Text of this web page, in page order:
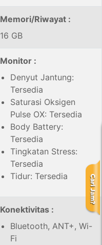
Memori/Riwayat :
16 GB
Monitor :
Denyut Jantung:
Tersedia
Saturasi Oksigen
Pulse OX: Tersedia
Body Battery:
Tersedia
Tingkatan Stress:
Tersedia
Tidur: Tersedia
Konektivitas :
Bluetooth, ANT+, Wi-
Fi